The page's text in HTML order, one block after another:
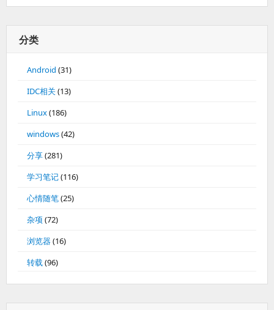
分类
Android (31)
IDC相关(13)
Linux(186)
windows(42)
分享(281)
学习笔记(116)
心情随笔(25)
杂项 (72)
浏览器(16)
转载(96)